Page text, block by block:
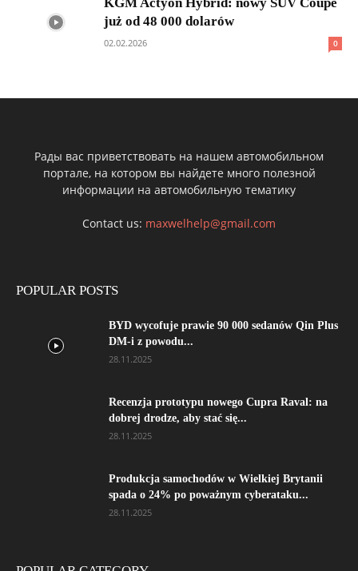
już od 48 000 dolarów
02.02.2026 0
Рады вас приветствовать на нашем автомобильном
портале, на котором вы найдете много полезной
информации на автомобильную тематику
Contact us: maxwelhelp@gmail.com
POPULAR POSTS
BYD wycofuje prawie 90 000 sedanów Qin Plus
DM-i z powodu...
28.11.2025
Recenzja prototypu nowego Cupra Raval: na
dobrej drodze, aby stać się...
28.11.2025
Produkcja samochodów w Wielkiej Brytanii
spada o 24% po poważnym cyberataku...
28.11.2025